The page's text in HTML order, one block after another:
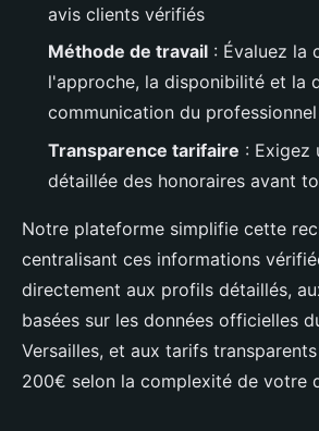
avis clients vérifiés
Méthode de travail : Évaluez la
l'approche, la disponibilité et la
communication du professionnel
Transparence tarifaire : Exigez
détaillée des honoraires avant
Notre plateforme simplifie cette
centralisant ces informations
directement aux profils détaillés,
basées sur les données officielles
Versailles, et aux tarifs
200€ selon la complexité de votre